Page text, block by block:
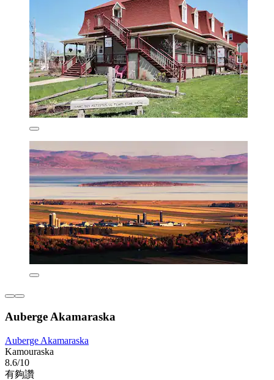
Auberge Akamaraska
Auberge Akamaraska
Kamouraska
8.6/10
有夠讚